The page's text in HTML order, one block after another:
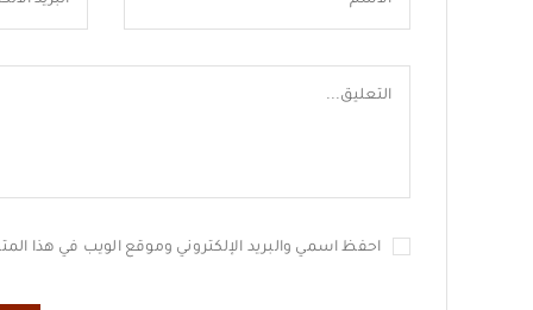
احفظ اسمي والبريد الإلكتروني وموقع الويب في هذا